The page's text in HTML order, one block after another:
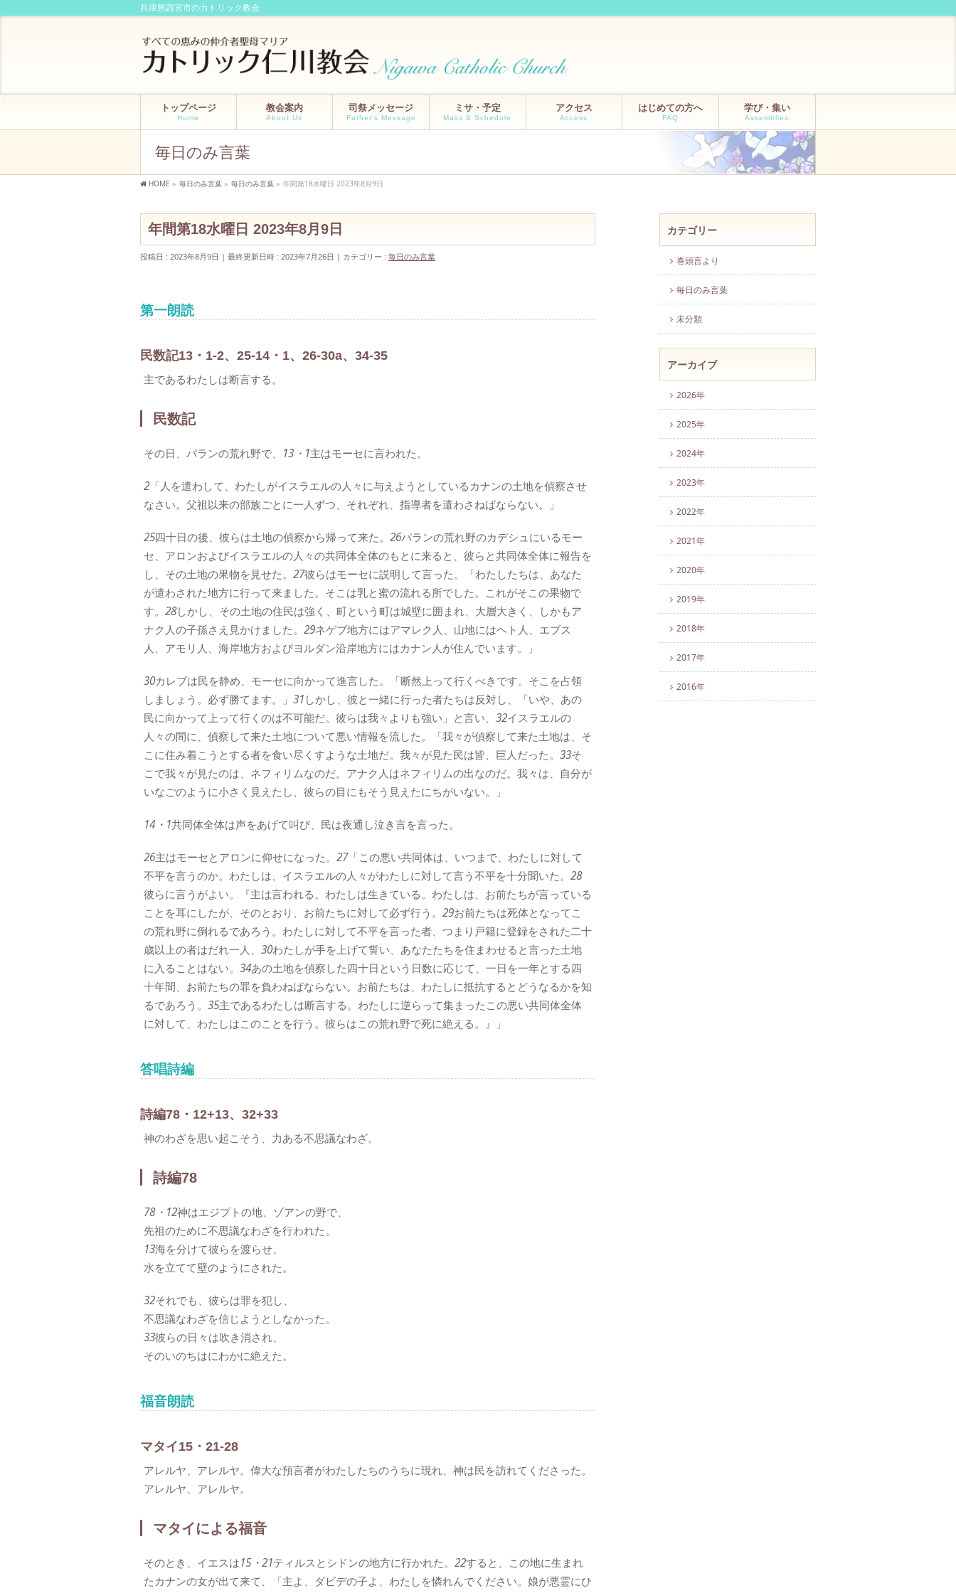
兵庫県西宮市のカトリック教会
トップページ
Home
教会案内
About Us
司祭メッセージ
Father’s Message
ミサ・予定
Mass & Schedule
アクセス
Access
はじめての方へ
FAQ
学び・集い
Assemblies
毎日のみ言葉
HOME » 毎日のみ言葉 » 毎日のみ言葉 » 年間第18水曜日 2023年8月9日
年間第18水曜日 2023年8月9日
投稿日 : 2023年8月9日 最終更新日時 : 2023年7月26日 カテゴリー : 毎日のみ言葉
第一朗読
民数記13・1-2、25-14・1、26-30a、34-35
主であるわたしは断言する。
民数記
その日、パランの荒れ野で、 13・1主はモーセに言われた。
2 「人を遣わして、わたしがイスラエルの人々に与えようとしているカナンの土地を偵察させ
なさい。父祖以来の部族ごとに一人ずつ、それぞれ、指導者を遣わさねばならない。」
25四十日の後、彼らは土地の偵察から帰って来た。 26パランの荒れ野のカデシュにいるモー
セ、アロンおよびイスラエルの人々の共同体全体のもとに来ると、彼らと共同体全体に報告を
し、その土地の果物を見せた。 27彼らはモーセに説明して言った。「わたしたちは、あなた
が遣わされた地方に行って来ました。そこは乳と蜜の流れる所でした。これがそこの果物で
す。 28しかし、その土地の住民は強く、町という町は城壁に囲まれ、大層大きく、しかもア
ナク人の子孫さえ見かけました。 29ネゲブ地方にはアマレク人、山地にはヘト人、エブス
人、アモリ人、海岸地方およびヨルダン沿岸地方にはカナン人が住んでいます。」
30カレブは民を静め、モーセに向かって進言した。「断然上って行くべきです。そこを占領
しましょう。必ず勝てます。」 31しかし、彼と一緒に行った者たちは反対し、「いや、あの
民に向かって上って行くのは不可能だ。彼らは我々よりも強い」と言い、 32イスラエルの
人々の間に、偵察して来た土地について悪い情報を流した。「我々が偵察して来た土地は、そ
こに住み着こうとする者を食い尽くすような土地だ。我々が見た民は皆、巨人だった。 33そ
こで我々が見たのは、ネフィリムなのだ。アナク人はネフィリムの出なのだ。我々は、自分が
いなごのように小さく見えたし、彼らの目にもそう見えたにちがいない。」
14・1共同体全体は声をあげて叫び、民は夜通し泣き言を言った。
26主はモーセとアロンに仰せになった。 27「この悪い共同体は、いつまで、わたしに対して
不平を言うのか。わたしは、イスラエルの人々がわたしに対して言う不平を十分聞いた。 28
彼らに言うがよい。『主は言われる。わたしは生きている。わたしは、お前たちが言っている
ことを耳にしたが、そのとおり、お前たちに対して必ず行う。 29お前たちは死体となってこ
の荒れ野に倒れるであろう。わたしに対して不平を言った者、つまり戸籍に登録をされた二十
歳以上の者はだれ一人、 30わたしが手を上げて誓い、あなたたちを住まわせると言った土地
に入ることはない。 34あの土地を偵察した四十日という日数に応じて、一日を一年とする四
十年間、お前たちの罪を負わねばならない。お前たちは、わたしに抵抗するとどうなるかを知
るであろう。 35主であるわたしは断言する。わたしに逆らって集まったこの悪い共同体全体
に対して、わたしはこのことを行う。彼らはこの荒れ野で死に絶える。』」
答唱詩編
詩編78・12+13、32+33
神のわざを思い起こそう、力ある不思議なわざ。
詩編78
78・12神はエジプトの地、ゾアンの野で、
先祖のために不思議なわざを行われた。
13海を分けて彼らを渡らせ、
水を立てて壁のようにされた。
32それでも、彼らは罪を犯し、
不思議なわざを信じようとしなかった。
33彼らの日々は吹き消され、
そのいのちはにわかに絶えた。
福音朗読
マタイ15・21-28
アレルヤ、アレルヤ。偉大な預言者がわたしたちのうちに現れ、神は民を訪れてくださった。
アレルヤ、アレルヤ。
マタイによる福音
そのとき、イエスは15・21ティルスとシドンの地方に行かれた。 22すると、この地に生まれ
たカナンの女が出て来て、「主よ、ダビデの子よ、わたしを憐れんでください。娘が悪霊にひ
カテゴリー
巻頭言より
毎日のみ言葉
未分類
アーカイブ
2026年
2025年
2024年
2023年
2022年
2021年
2020年
2019年
2018年
2017年
2016年